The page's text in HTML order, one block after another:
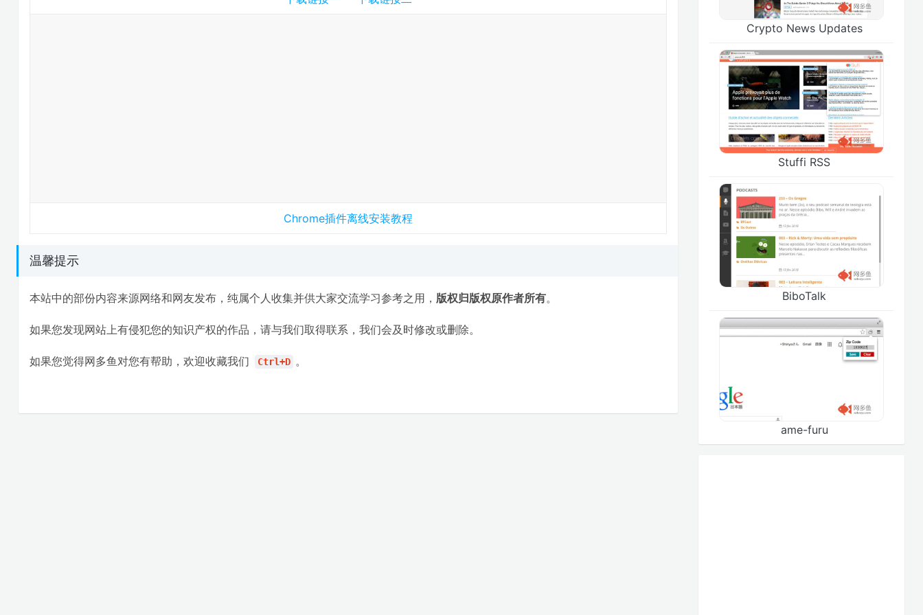
Chrome插件离线安装教程
温馨提示
本站中的部份内容来源网络和网友发布，纯属个人收集并供大家交流学习参考之用， 版权归版权原作者所有。
如果您发现网站上有侵犯您的知识产权的作品，请与我们取得联系，我们会及时修改或删除。
如果您觉得网多鱼对您有帮助，欢迎收藏我们 Ctrl+D 。
Crypto News Updates
Stuffi RSS
BiboTalk
ame-furu